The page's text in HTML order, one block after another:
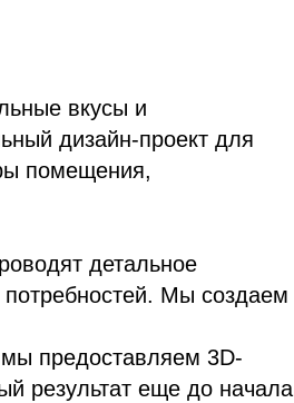
вкусы и
дизайн-проект для
помещения,
детальное
Мы создаем
предоставляем 3D-
результат еще до начала